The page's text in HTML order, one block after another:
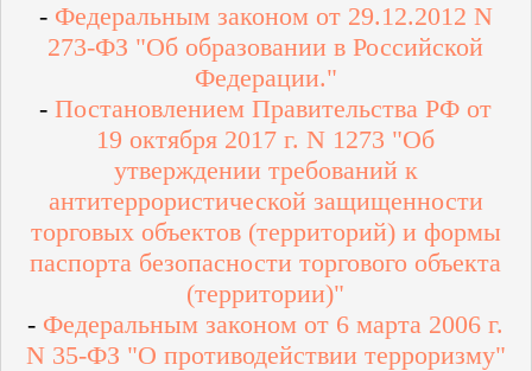
- Федеральным законом от 29.12.2012 N
273-ФЗ "Об образовании в Российской
Федерации."
- Постановлением Правительства РФ от
19 октября 2017 г. N 1273 "Об
утверждении требований к
антитеррористической защищенности
торговых объектов (территорий) и формы
паспорта безопасности торгового объекта
(территории)"
- Федеральным законом от 6 марта 2006 г.
N 35-ФЗ "О противодействии терроризму"